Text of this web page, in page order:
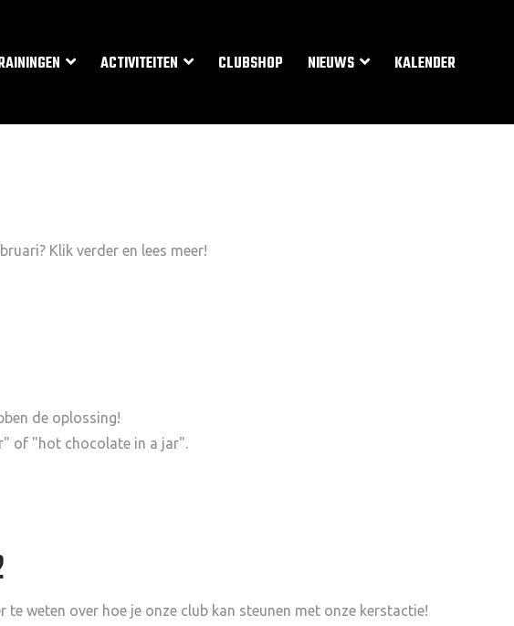
ACTIVITEITEN CLUBSHOP NIEUWS KALENDER
Klik verder en lees meer!
de oplossing!
of "hot chocolate in a jar".
te weten over hoe je onze club kan steunen met onze kerstactie!